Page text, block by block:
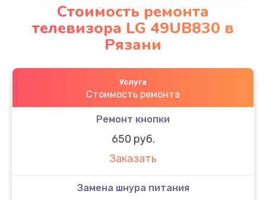
Стоимость ремонта
телевизора LG 49UB830 в
Рязани
Услуга
Стоимость ремонта
Ремонт кнопки
650 руб.
Заказать
Замена шнура питания